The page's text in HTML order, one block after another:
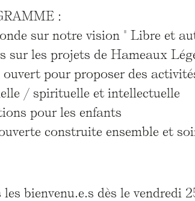
:
sur notre vision " Libre et
sur les projets de Hameaux
ouvert pour proposer des
/ spirituelle et intellectuelle
pour les enfants
construite ensemble et
les bienvenu.e.s dès le